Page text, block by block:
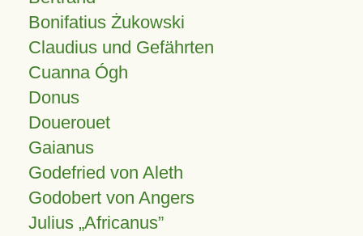
Bonifatius Żukowski
Claudius und Gefährten
Cuanna Ógh
Donus
Douerouet
Gaianus
Godefried von Aleth
Godobert von Angers
Julius Africanus